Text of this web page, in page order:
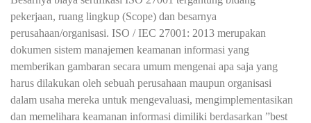
pekerjaan, ruang lingkup (Scope) dan besarnya
perusahaan/organisasi. ISO / IEC 27001: 2013 merupakan
dokumen sistem manajemen keamanan informasi yang
memberikan gambaran secara umum mengenai apa saja yang
harus dilakukan oleh sebuah perusahaan maupun organisasi
dalam usaha mereka untuk mengevaluasi, mengimplementasikan
dan memelihara keamanan informasi dimiliki berdasarkan ”best